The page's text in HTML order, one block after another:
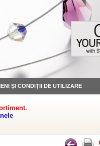
ȘI CONDIȚII DE UTILIZARE